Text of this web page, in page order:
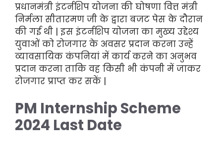
प्रधानमंत्री इंटर्नशिप योजना की घोषणा वित्त मंत्री
निर्मला सीतारमण जी के द्वारा बजट पेस के दौरान
की गई थी | इस इंटर्नशिप योजना का मुख्य उद्देश्य
युवाओं को रोजगार के अवसर प्रदान करना उन्हें
व्यावसायिक कंपनियां में कार्य करने का अनुभव
प्रदान करना ताकि वह किसी भी कंपनी में जाकर
रोजगार प्राप्त कर सकें |
PM Internship Scheme
2024 Last Date